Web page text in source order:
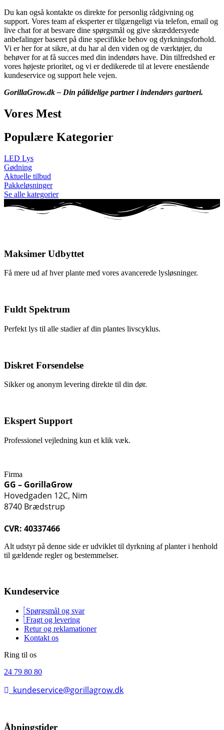
Du kan også kontakte os direkte for personlig rådgivning og
support. Vores team af eksperter er tilgængeligt via telefon, email og
live chat for at besvare dine spørgsmål og give skræddersyede
anbefalinger baseret på dine specifikke behov og dyrkningsforhold.
Vi er her for at sikre, at du har al den viden og de værktøjer, du
behøver for at få succes med din indendørs have. Din tilfredshed er
vores højeste prioritet, og vi er dedikerede til at levere enestående
kundeservice og support hele vejen.
GorillaGrow.dk – Din pålidelige partner i indendørs gartneri.
Vores Mest
Populære Kategorier
LED Lys
Gødning
Aktuelle tilbud
Pakkeløsninger
Se alle kategorier
Maksimer Udbyttet
Få mere ud af hver plante med vores avancerede lysløsninger.
Fuldt Spektrum
Perfekt lys til alle stadier af din plantes livscyklus.
Diskret Forsendelse
Sikker og anonym levering direkte til din dør.
Ekspert Support
Professionel vejledning kun et klik væk.
Firma
GG – GorillaGrow
Hovedgaden 12C, Nim
8740 Brædstrup
CVR: 40337466
Alt udstyr på denne side er udviklet til dyrkning af planter i henhold
til gældende regler og bestemmelser.
Kundeservice
Spørgsmål og svar
Fragt og levering
Retur og reklamationer
Kontakt os
Ring til os
24 79 80 80
kundeservice@gorillagrow.dk
Åbningstider